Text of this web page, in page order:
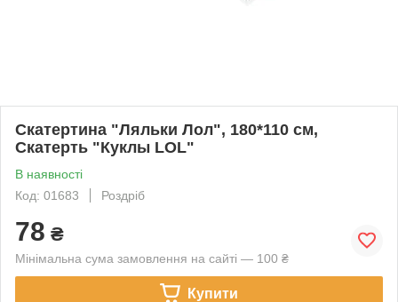
Скатертина "Ляльки Лол", 180*110 см,
Скатерть "Куклы LOL"
В наявності
Код: 01683
Роздріб
78 ₴
Мінімальна сума замовлення на сайті — 100 ₴
Купити